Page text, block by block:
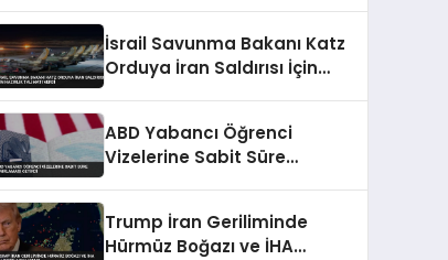
İsrail Savunma Bakanı Katz
Orduya İran Saldırısı İçin
ABD Yabancı Öğrenci
Vizelerine Sabit Süre
Trump İran Geriliminde
Hürmüz Boğazı ve İHA